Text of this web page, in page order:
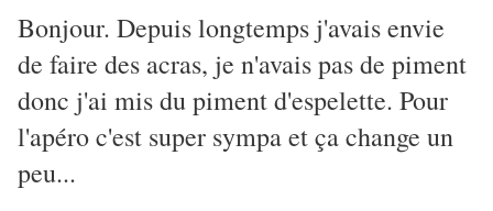
Bonjour. Depuis longtemps j'avais envie
de faire des acras, je n'avais pas de piment
donc j'ai mis du piment d'espelette. Pour
l'apéro c'est super sympa et ça change un
peu...